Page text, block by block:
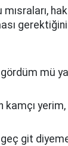
gördüm mü
kamçı
git